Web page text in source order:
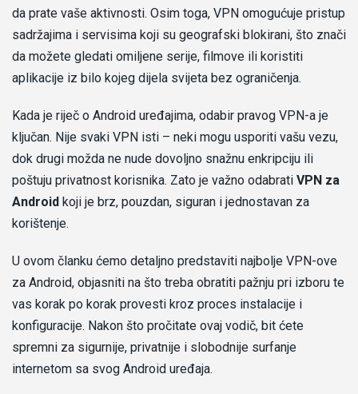
da prate vaše aktivnosti. Osim toga, VPN omogućuje pristup
sadržajima i servisima koji su geografski blokirani, što znači
da možete gledati omiljene serije, filmove ili koristiti
aplikacije iz bilo kojeg dijela svijeta bez ograničenja.
Kada je riječ o Android uređajima, odabir pravog VPN-a je
ključan. Nije svaki VPN isti – neki mogu usporiti vašu vezu,
dok drugi možda ne nude dovoljno snažnu enkripciju ili
poštuju privatnost korisnika. Zato je važno odabrati VPN za
Android koji je brz, pouzdan, siguran i jednostavan za
korištenje.
U ovom članku ćemo detaljno predstaviti najbolje VPN-ove
za Android, objasniti na što treba obratiti pažnju pri izboru te
vas korak po korak provesti kroz proces instalacije i
konfiguracije. Nakon što pročitate ovaj vodič, bit ćete
spremni za sigurnije, privatnije i slobodnije surfanje
internetom sa svog Android uređaja.